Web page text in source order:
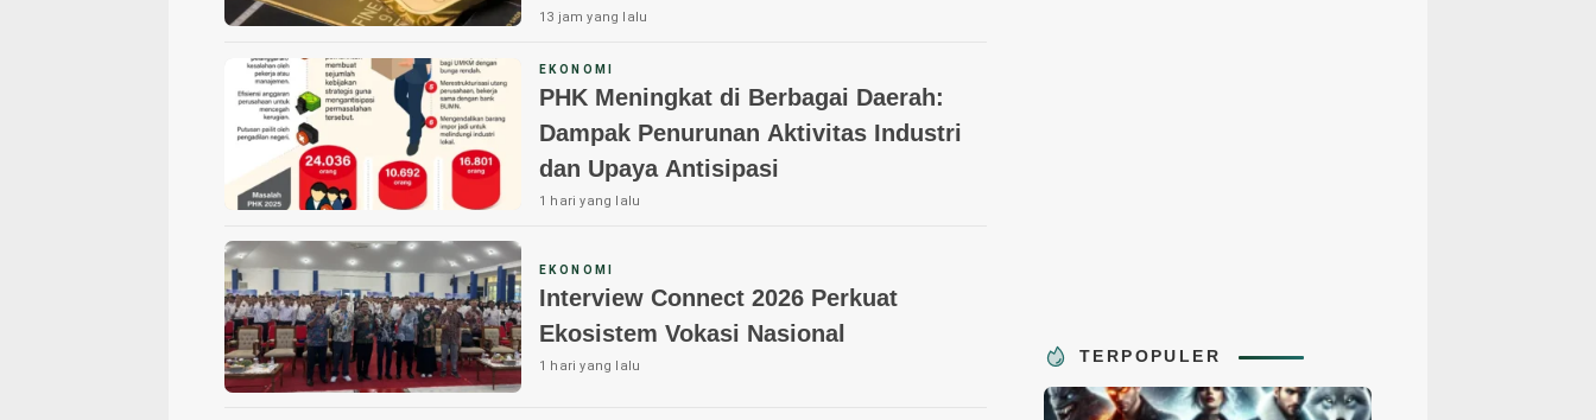
13 jam yang lalu
EKONOMI
PHK Meningkat di Berbagai Daerah:
Dampak Penurunan Aktivitas Industri
dan Upaya Antisipasi
1 hari yang lalu
EKONOMI
Interview Connect 2026 Perkuat
Ekosistem Vokasi Nasional
1 hari yang lalu
TERPOPULER